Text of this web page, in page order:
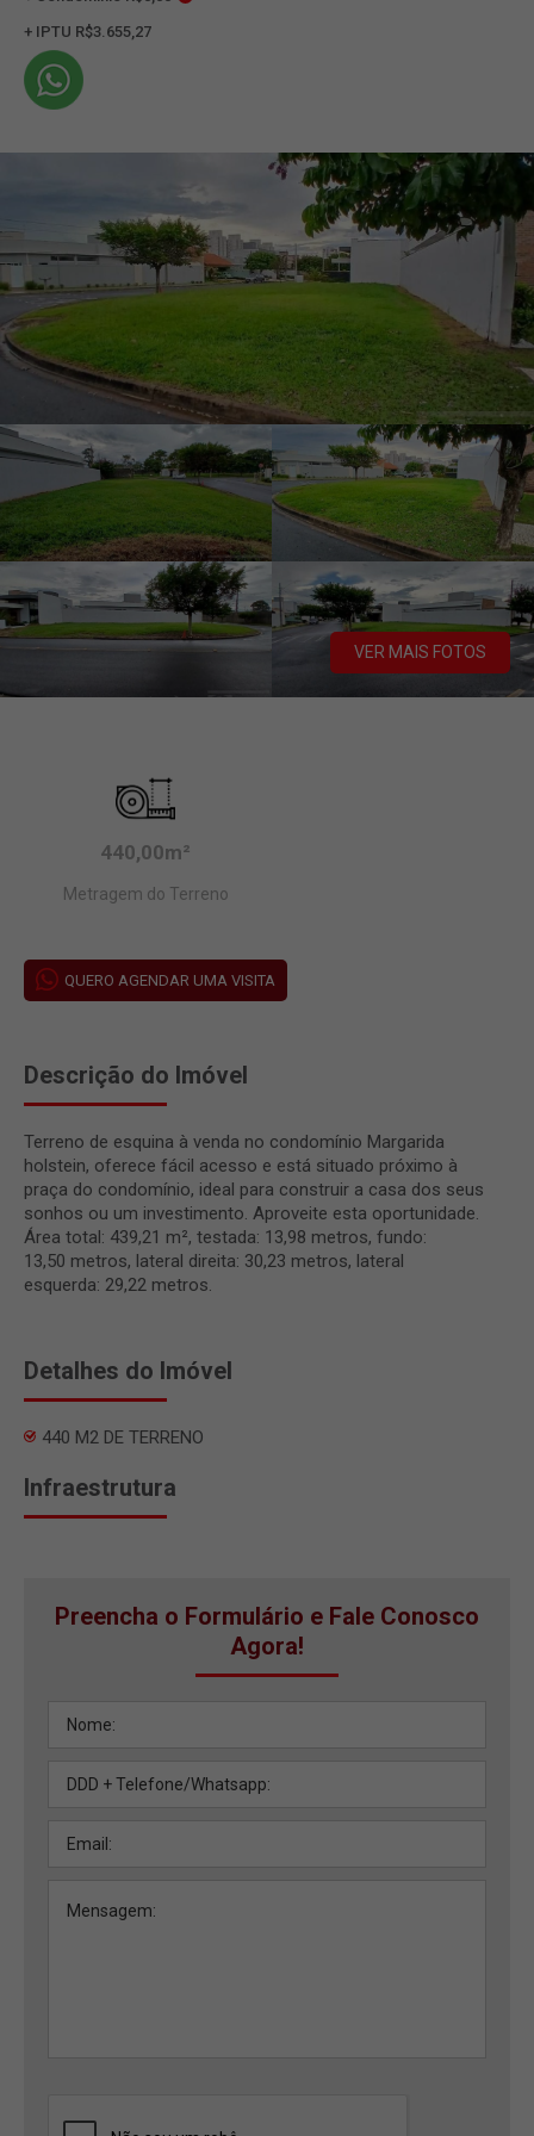
+ IPTU R$3.655,27
VER MAIS FOTOS
440,00m²
Metragem do Terreno
QUERO AGENDAR UMA VISITA
Descrição do Imóvel
Terreno de esquina à venda no condomínio Margarida
holstein, oferece fácil acesso e está situado próximo à
praça do condomínio, ideal para construir a casa dos seus
sonhos ou um investimento. Aproveite esta oportunidade.
Área total: 439,21 m², testada: 13,98 metros, fundo:
13,50 metros, lateral direita: 30,23 metros, lateral
esquerda: 29,22 metros.
Detalhes do Imóvel
440 M2 DE TERRENO
Infraestrutura
Preencha o Formulário e Fale Conosco
Agora!